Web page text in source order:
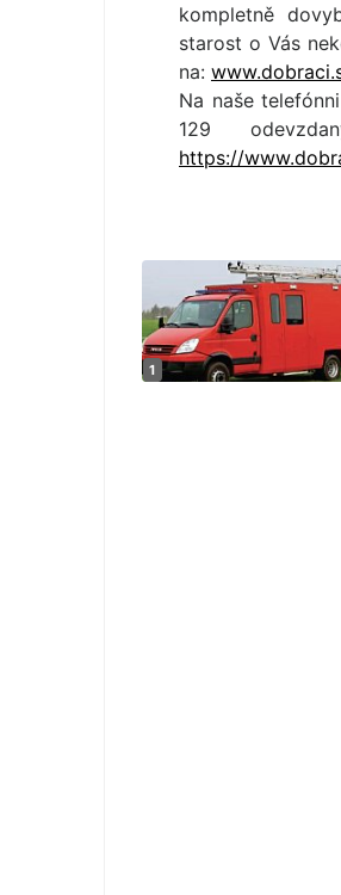
kompletně
starost o Vás
na:
Na naše
129
https://